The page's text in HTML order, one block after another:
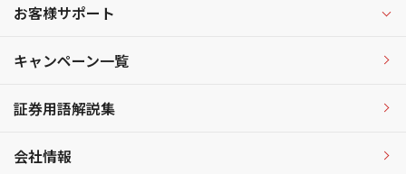
お客様サポート
キャンペーン一覧
証券用語解説集
会社情報